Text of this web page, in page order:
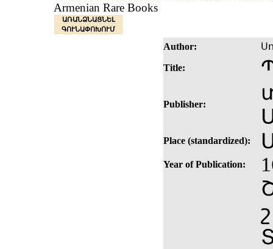
Armenian Rare Books
ԱՌԱՆՁՆԱՑՆԵԼ
ԳՈՒՆԱՓՈԽՈՒՄ
Author:
Title:
Publisher:
Place (standardized):
Year of Publication: